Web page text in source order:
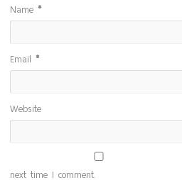
Name *
Email *
Website
next time I comment.